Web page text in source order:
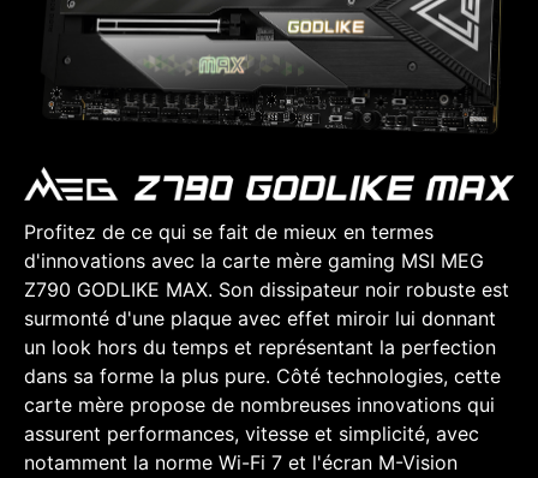
Profitez de ce qui se fait de mieux en termes
d'innovations avec la carte mère gaming MSI MEG
Z790 GODLIKE MAX. Son dissipateur noir robuste est
surmonté d'une plaque avec effet miroir lui donnant
un look hors du temps et représentant la perfection
dans sa forme la plus pure. Côté technologies, cette
carte mère propose de nombreuses innovations qui
assurent performances, vitesse et simplicité, avec
notamment la norme Wi-Fi 7 et l'écran M-Vision